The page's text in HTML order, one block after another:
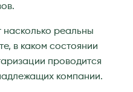
насколько реальны
в каком состоянии
проводится
компании.